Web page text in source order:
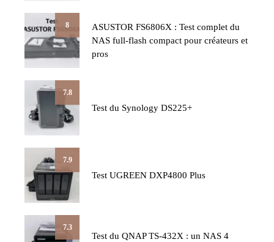
8
ASUSTOR FS6806X : Test complet du
NAS full-flash compact pour créateurs et
pros
7.8
Test du Synology DS225+
7.9
Test UGREEN DXP4800 Plus
7.3
Test du QNAP TS-432X : un NAS 4